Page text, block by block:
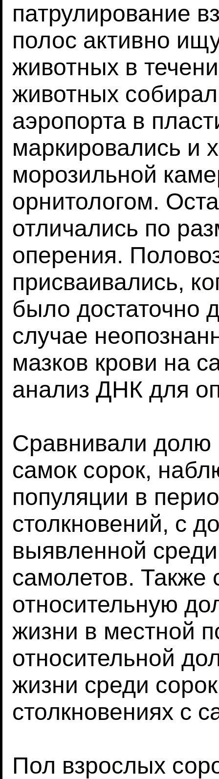
патрулирование
полос активно
животных в
животных
аэропорта в
маркировались и
морозильной
орнитологом.
отличались по
оперения.
присваивались,
было достаточно
случае
мазков крови на
анализ ДНК для
Сравнивали долю
самок сорок,
популяции в
столкновений, с
выявленной
самолетов. Также
относительную
жизни в местной
относительной
жизни среди
столкновениях с
Пол взрослых